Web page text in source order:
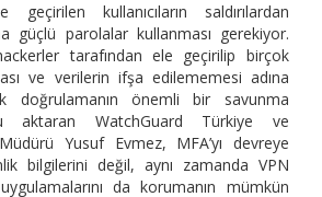
kullanıcıların saldırılardan
güçlü parolalar kullanması gerekiyor.
tarafından ele geçirilip birçok
ve verilerin ifşa edilememesi adına
doğrulamanın önemli bir savunma
aktaran WatchGuard Türkiye ve
Yusuf Evmez, MFA’yı devreye
bilgilerini değil, aynı zamanda VPN
da korumanın mümkün